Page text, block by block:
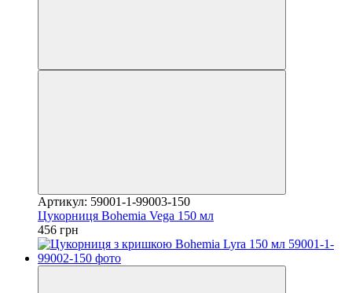
Артикул: 59001-1-99003-150
Цукорниця Bohemia Vega 150 мл
456 грн